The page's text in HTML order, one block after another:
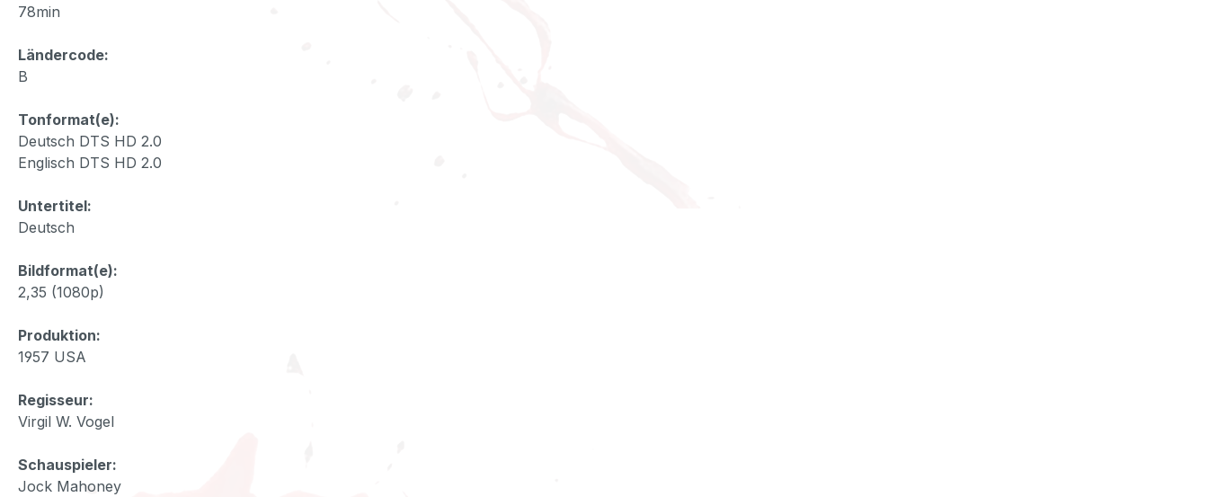
78min
Ländercode:
B
Tonformat(e):
Deutsch DTS HD 2.0
Englisch DTS HD 2.0
Untertitel:
Deutsch
Bildformat(e):
2,35 (1080p)
Produktion:
1957 USA
Regisseur:
Virgil W. Vogel
Schauspieler:
Jock Mahoney